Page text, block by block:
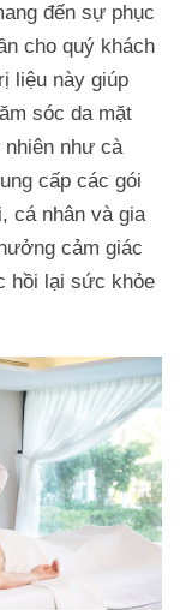
đến sự phục
cho quý khách
liệu này giúp
sóc da mặt
nhiên như cà
cấp các gói
cá nhân và gia
cảm giác
hồi lại sức khỏe